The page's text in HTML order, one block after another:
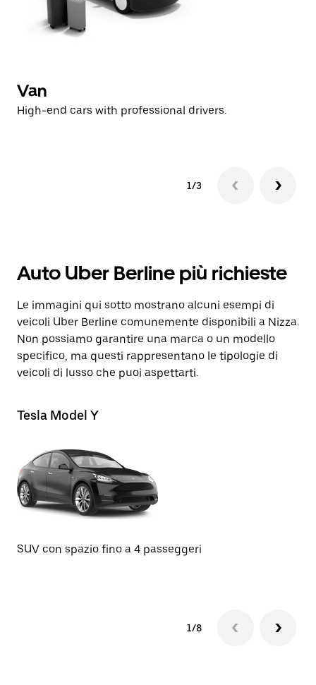
Van
High-end cars with professional drivers.
1/3
Auto Uber Berline più richieste
Le immagini qui sotto mostrano alcuni esempi di
veicoli Uber Berline comunemente disponibili a Nizza.
Non possiamo garantire una marca o un modello
specifico, ma questi rappresentano le tipologie di
veicoli di lusso che puoi aspettarti.
Tesla Model Y
SUV con spazio fino a 4 passeggeri
1/8